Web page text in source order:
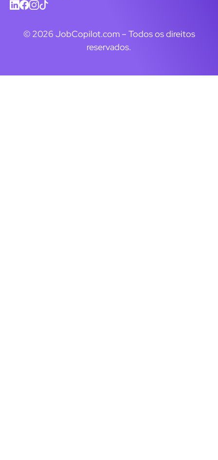
© 2026 JobCopilot.com – Todos os direitos
reservados.